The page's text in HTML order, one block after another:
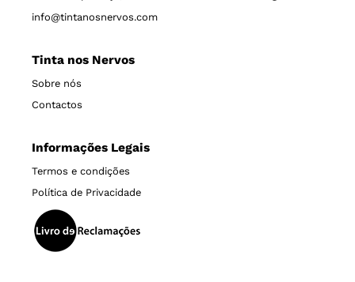
info@tintanosnervos.com
Tinta nos Nervos
Sobre nós
Contactos
Informações Legais
Termos e condições
Política de Privacidade